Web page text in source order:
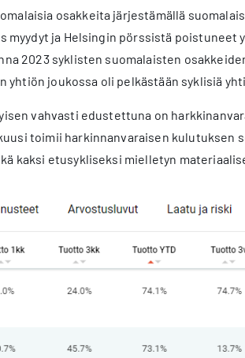
osakkeita järjestämällä
myydyt ja Helsingin pörssistä
2023 syklisten suomalaisten
yhtiön joukossa oli pelkästään syklisiä
vahvasti edustettuna on
toimii harkinnanvaraisen kulutuksen
kaksi etusykliseksi mielletyn